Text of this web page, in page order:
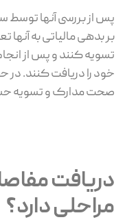
پس از بررسی آنها توسط
بر بدهی مالیاتی به
تسویه کنند و پس از
خود را دریافت کنند. در
صحت مدارک و تسویه
دریافت
مراحلی دارد؟